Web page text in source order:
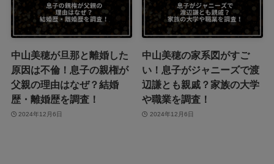
中山美穂が旦那と離婚した
原因は不倫！息子の親権が
父親の理由はなぜ？結婚
歴・離婚歴を調査！
2024年12月6日
中山美穂の家系図がすご
い！息子がジャニーズで渡
辺謙とも親戚？家族の大学
や職業を調査！
2024年12月6日